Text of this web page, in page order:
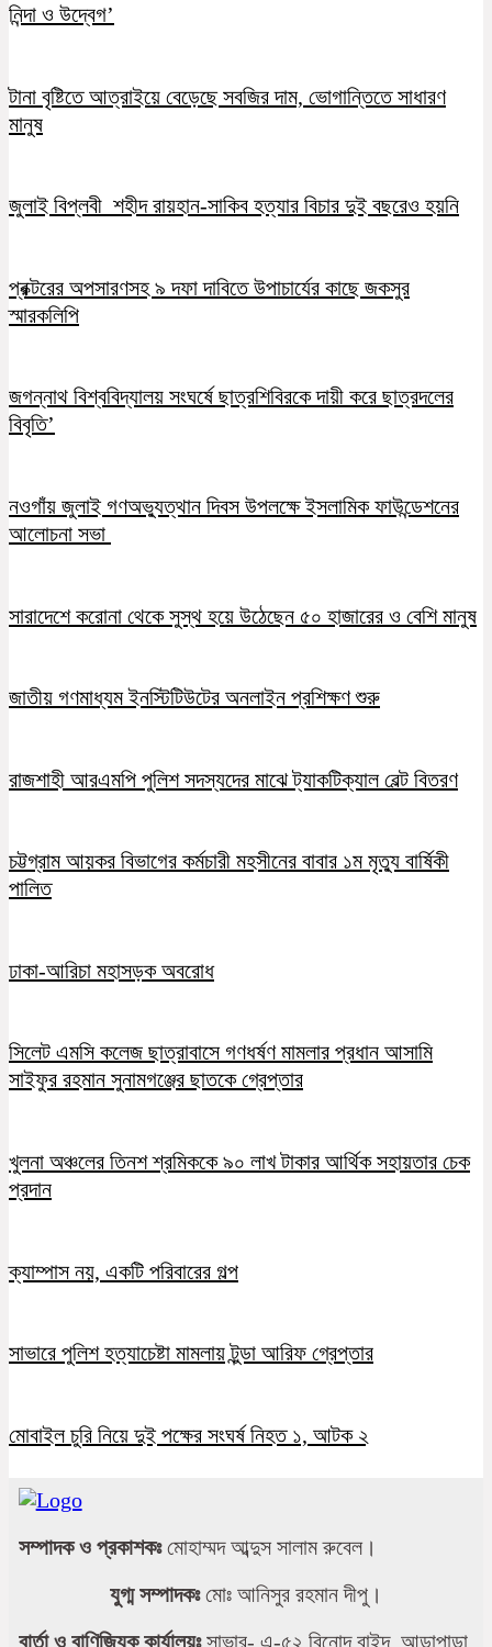
নিন্দা ও উদ্বেগ’
টানা বৃষ্টিতে আত্রাইয়ে বেড়েছে সবজির দাম, ভোগান্তিতে সাধারণ
মানুষ
জুলাই বিপ্লবী শহীদ রায়হান-সাকিব হত্যার বিচার দুই বছরেও হয়নি
প্রক্টরের অপসারণসহ ৯ দফা দাবিতে উপাচার্যের কাছে জকসুর
স্মারকলিপি
জগন্নাথ বিশ্ববিদ্যালয় সংঘর্ষে ছাত্রশিবিরকে দায়ী করে ছাত্রদলের
বিবৃতি’
নওগাঁয় জুলাই গণঅভ্যুত্থান দিবস উপলক্ষে ইসলামিক ফাউন্ডেশনের
আলোচনা সভা
সারাদেশে করোনা থেকে সুস্থ হয়ে উঠেছেন ৫০ হাজারের ও বেশি মানুষ
জাতীয় গণমাধ্যম ইনস্টিটিউটের অনলাইন প্রশিক্ষণ শুরু
রাজশাহী আরএমপি পুলিশ সদস্যদের মাঝে ট্যাকটিক্যাল বেল্ট বিতরণ
চট্টগ্রাম আয়কর বিভাগের কর্মচারী মহসীনের বাবার ১ম মৃত্যু বার্ষিকী
পালিত
ঢাকা-আরিচা মহাসড়ক অবরোধ
সিলেট এমসি কলেজ ছাত্রাবাসে গণধর্ষণ মামলার প্রধান আসামি
সাইফুর রহমান সুনামগঞ্জের ছাতকে গ্রেপ্তার
খুলনা অঞ্চলের তিনশ শ্রমিককে ৯০ লাখ টাকার আর্থিক সহায়তার চেক
প্রদান
ক্যাম্পাস নয়, একটি পরিবারের গল্প
সাভারে পুলিশ হত্যাচেষ্টা মামলায় টুন্ডা আরিফ গ্রেপ্তার
মোবাইল চুরি নিয়ে দুই পক্ষের সংঘর্ষ নিহত ১, আটক ২
সম্পাদক ও প্রকাশকঃমোহাম্মদ আব্দুস সালাম রুবেল।
যুগ্ম সম্পাদকঃমোঃ আনিসুর রহমান দীপু।
বার্তা ও বাণিজ্যিক কার্যালয়ঃসাভার- এ-৫২ বিনোদ বাইদ, আড়াপাড়া,